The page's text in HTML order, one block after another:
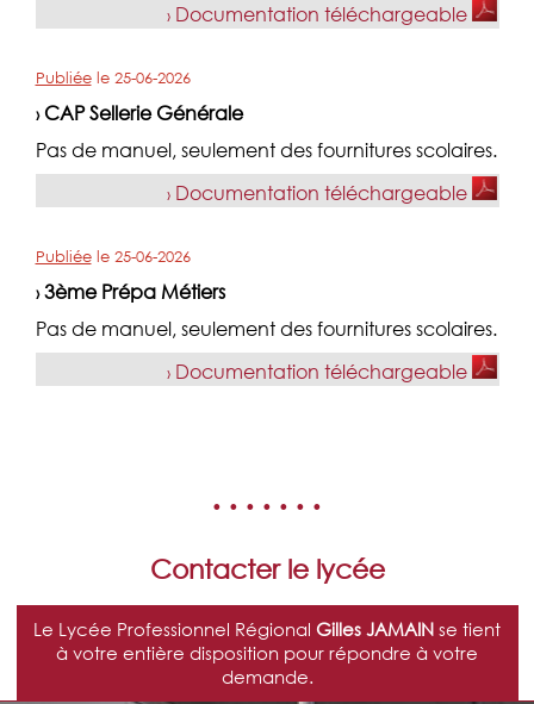
› Documentation téléchargeable
Publiéele 25-06-2026
› CAP Sellerie Générale
Pas de manuel, seulement des fournitures scolaires.
› Documentation téléchargeable
Publiéele 25-06-2026
› 3ème Prépa Métiers
Pas de manuel, seulement des fournitures scolaires.
› Documentation téléchargeable
• • • • • • •
Contacter le lycée
Le Lycée Professionnel Régional Gilles JAMAIN se tient
à votre entière disposition pour répondre à votre
demande.